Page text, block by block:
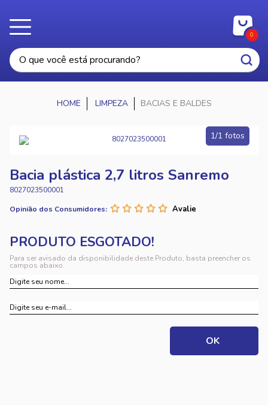
0
LIMPEZA BACIAS E BALDES
1/1 fotos
Bacia plástica 2,7 litros Sanremo
8027023500001
Opinião dos Consumidores:
Para ser avisado da disponibilidade deste Produto, basta preencher os
campos abaixo.